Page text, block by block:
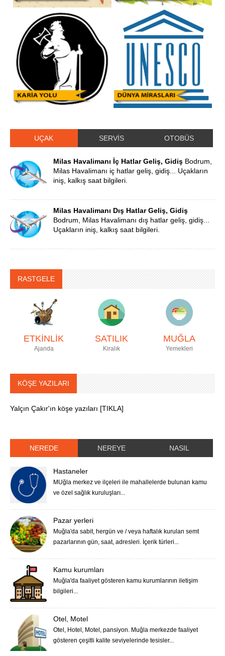
UÇAK SERVİS OTOBÜS
Milas Havalimanı İç Hatlar Geliş, Gidiş Bodrum,
Milas Havalimanı iç hatlar geliş, gidiş... Uçakların
iniş, kalkış saat bilgileri.
Milas Havalimanı Dış Hatlar Geliş, Gidiş
Bodrum, Milas Havalimanı dış hatlar geliş, gidiş...
Uçakların iniş, kalkış saat bilgileri.
RASTGELE
ETKİNLİK
Ajanda
SATILIK
Kiralık
MUĞLA
Yemekleri
KÖŞE YAZILARI
Yalçın Çakır'ın köşe yazıları [TIKLA]
NEREDE NEREYE NASIL
Hastaneler
MUğla merkez ve ilçeleri ile mahallelerde bulunan kamu
ve özel sağlık kuruluşları...
Pazar yerleri
Muğla'da sabit, hergün ve / veya haftalık kurulan semt
pazarlarının gün, saat, adresleri. İçerik türleri...
Kamu kurumları
Muğla'da faaliyet gösteren kamu kurumlarının iletişim
bilgileri...
Otel, Motel
Otel, Hotel, Motel, pansiyon. Muğla merkezde faaliyet
gösteren çeşitli kalite seviyelerinde tesisler...